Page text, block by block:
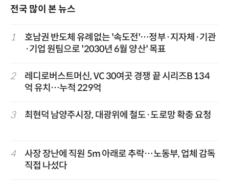
전국 많이 본 뉴스
1
호남권 반도체 유례없는 '속도전'…정부·지자체·기관
·기업 원팀으로 '2030년 6월 양산' 목표
2
레디로버스트머신, VC 30여곳 경쟁 끝 시리즈B 134
억 유치…누적 229억
3 최현덕 남양주시장, 대광위에 철도·도로망 확충 요청
4
사장 장난에 직원 5m 아래로 추락…노동부, 업체 감독
직접 나섰다